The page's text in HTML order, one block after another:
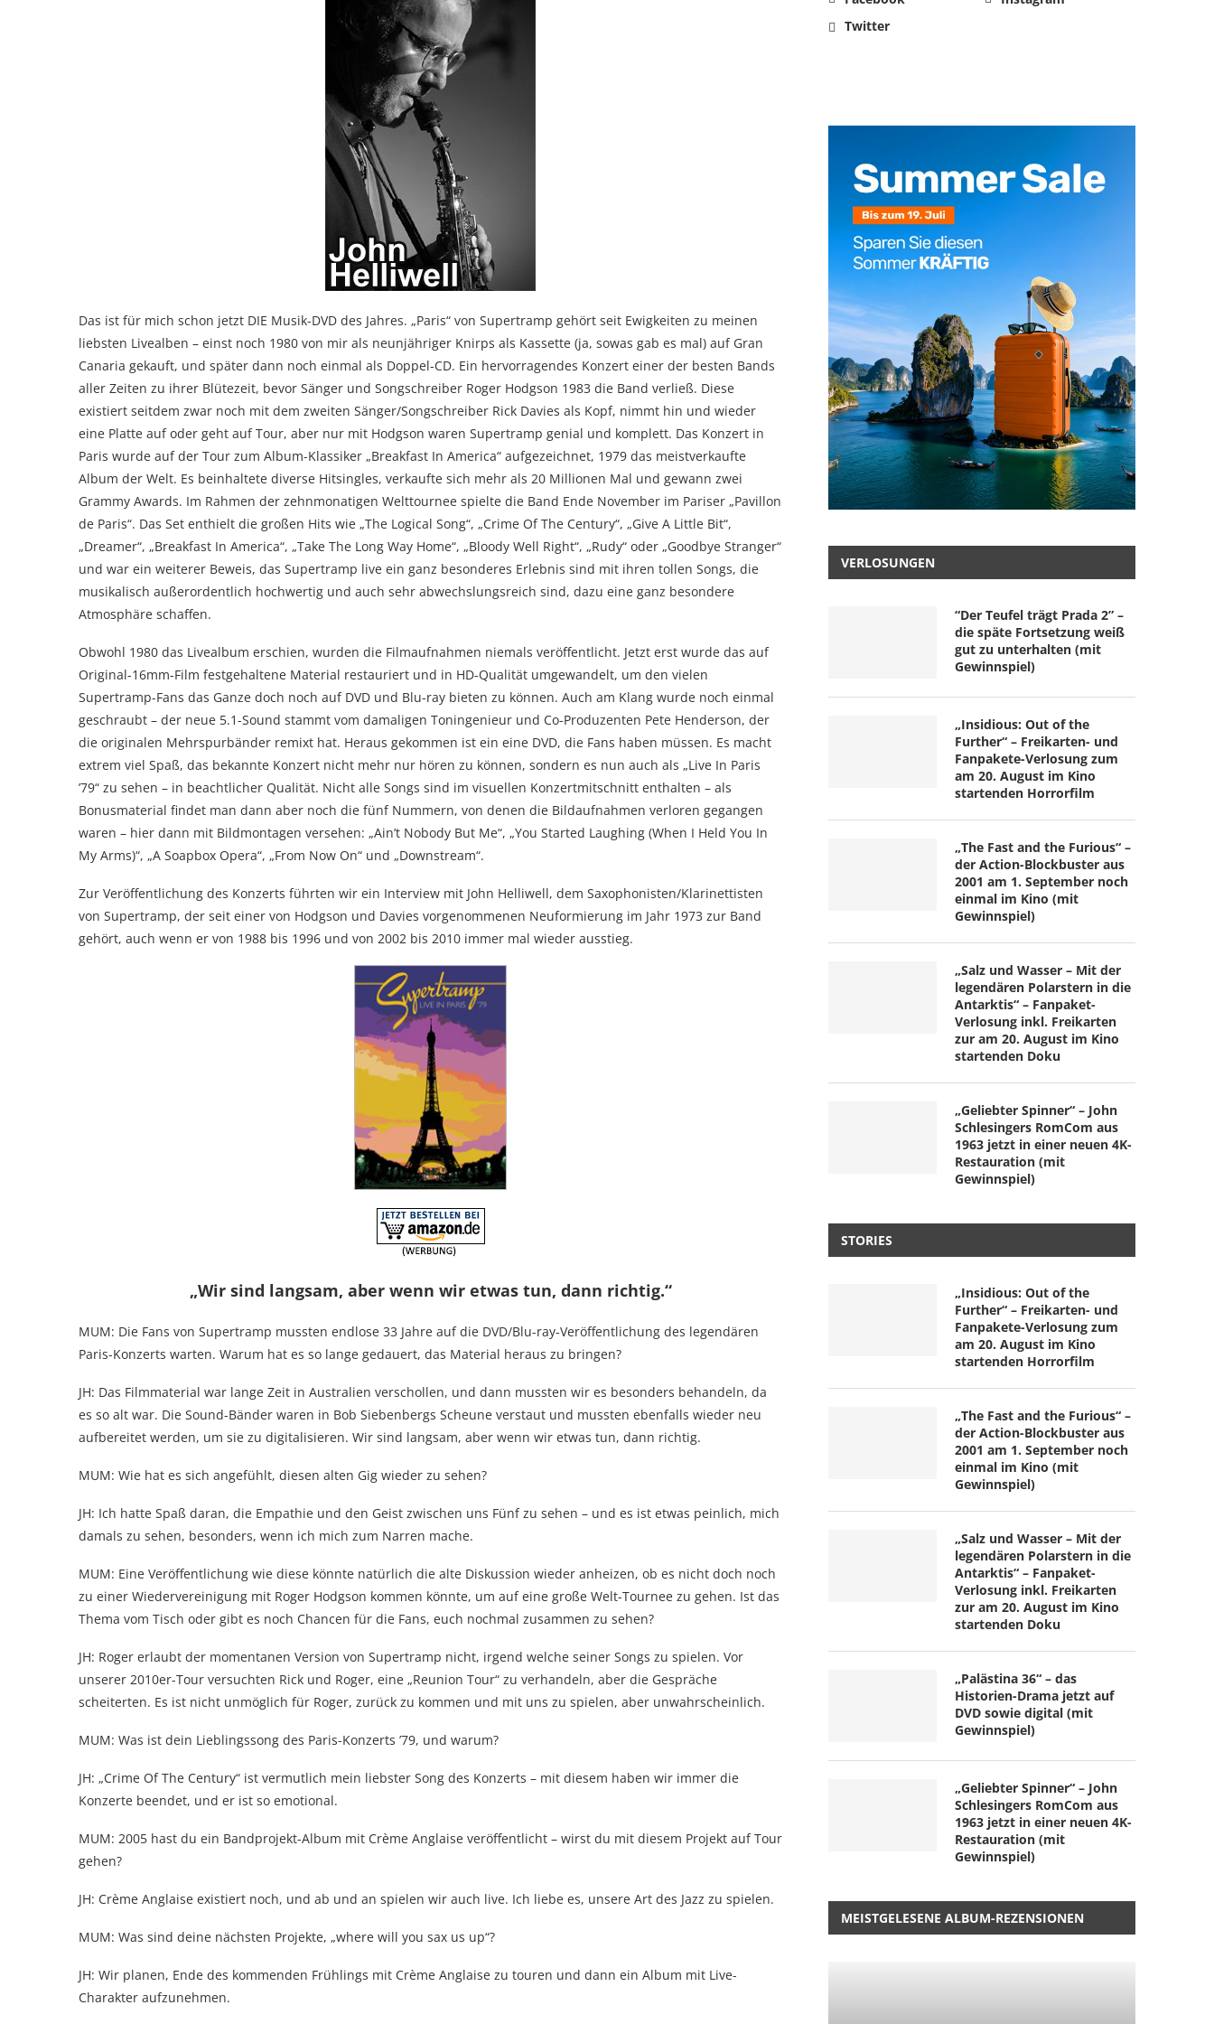
Das ist für mich schon jetzt DIE Musik-DVD des Jahres. „Paris“ von Supertramp gehört seit Ewigkeiten zu meinen
liebsten Livealben – einst noch 1980 von mir als neunjähriger Knirps als Kassette (ja, sowas gab es mal) auf Gran
Canaria gekauft, und später dann noch einmal als Doppel-CD. Ein hervorragendes Konzert einer der besten Bands
aller Zeiten zu ihrer Blütezeit, bevor Sänger und Songschreiber Roger Hodgson 1983 die Band verließ. Diese
existiert seitdem zwar noch mit dem zweiten Sänger/Songschreiber Rick Davies als Kopf, nimmt hin und wieder
eine Platte auf oder geht auf Tour, aber nur mit Hodgson waren Supertramp genial und komplett. Das Konzert in
Paris wurde auf der Tour zum Album-Klassiker „Breakfast In America“ aufgezeichnet, 1979 das meistverkaufte
Album der Welt. Es beinhaltete diverse Hitsingles, verkaufte sich mehr als 20 Millionen Mal und gewann zwei
Grammy Awards. Im Rahmen der zehnmonatigen Welttournee spielte die Band Ende November im Pariser „Pavillon
de Paris“. Das Set enthielt die großen Hits wie „The Logical Song“, „Crime Of The Century“, „Give A Little Bit“,
„Dreamer“, „Breakfast In America“, „Take The Long Way Home“, „Bloody Well Right“, „Rudy“ oder „Goodbye Stranger“
und war ein weiterer Beweis, das Supertramp live ein ganz besonderes Erlebnis sind mit ihren tollen Songs, die
musikalisch außerordentlich hochwertig und auch sehr abwechslungsreich sind, dazu eine ganz besondere
Atmosphäre schaffen.
Obwohl 1980 das Livealbum erschien, wurden die Filmaufnahmen niemals veröffentlicht. Jetzt erst wurde das auf
Original-16mm-Film festgehaltene Material restauriert und in HD-Qualität umgewandelt, um den vielen
Supertramp-Fans das Ganze doch noch auf DVD und Blu-ray bieten zu können. Auch am Klang wurde noch einmal
geschraubt – der neue 5.1-Sound stammt vom damaligen Toningenieur und Co-Produzenten Pete Henderson, der
die originalen Mehrspurbänder remixt hat. Heraus gekommen ist ein eine DVD, die Fans haben müssen. Es macht
extrem viel Spaß, das bekannte Konzert nicht mehr nur hören zu können, sondern es nun auch als „Live In Paris
’79“ zu sehen – in beachtlicher Qualität. Nicht alle Songs sind im visuellen Konzertmitschnitt enthalten – als
Bonusmaterial findet man dann aber noch die fünf Nummern, von denen die Bildaufnahmen verloren gegangen
waren – hier dann mit Bildmontagen versehen: „Ain’t Nobody But Me“, „You Started Laughing (When I Held You In
My Arms)“, „A Soapbox Opera“, „From Now On“ und „Downstream“.
Zur Veröffentlichung des Konzerts führten wir ein Interview mit John Helliwell, dem Saxophonisten/Klarinettisten
von Supertramp, der seit einer von Hodgson und Davies vorgenommenen Neuformierung im Jahr 1973 zur Band
gehört, auch wenn er von 1988 bis 1996 und von 2002 bis 2010 immer mal wieder ausstieg.
„Wir sind langsam, aber wenn wir etwas tun, dann richtig.“
MUM: Die Fans von Supertramp mussten endlose 33 Jahre auf die DVD/Blu-ray-Veröffentlichung des legendären
Paris-Konzerts warten. Warum hat es so lange gedauert, das Material heraus zu bringen?
JH: Das Filmmaterial war lange Zeit in Australien verschollen, und dann mussten wir es besonders behandeln, da
es so alt war. Die Sound-Bänder waren in Bob Siebenbergs Scheune verstaut und mussten ebenfalls wieder neu
aufbereitet werden, um sie zu digitalisieren. Wir sind langsam, aber wenn wir etwas tun, dann richtig.
MUM: Wie hat es sich angefühlt, diesen alten Gig wieder zu sehen?
JH: Ich hatte Spaß daran, die Empathie und den Geist zwischen uns Fünf zu sehen – und es ist etwas peinlich, mich
damals zu sehen, besonders, wenn ich mich zum Narren mache.
MUM: Eine Veröffentlichung wie diese könnte natürlich die alte Diskussion wieder anheizen, ob es nicht doch noch
zu einer Wiedervereinigung mit Roger Hodgson kommen könnte, um auf eine große Welt-Tournee zu gehen. Ist das
Thema vom Tisch oder gibt es noch Chancen für die Fans, euch nochmal zusammen zu sehen?
JH: Roger erlaubt der momentanen Version von Supertramp nicht, irgend welche seiner Songs zu spielen. Vor
unserer 2010er-Tour versuchten Rick und Roger, eine „Reunion Tour“ zu verhandeln, aber die Gespräche
scheiterten. Es ist nicht unmöglich für Roger, zurück zu kommen und mit uns zu spielen, aber unwahrscheinlich.
MUM: Was ist dein Lieblingssong des Paris-Konzerts ’79, und warum?
JH: „Crime Of The Century“ ist vermutlich mein liebster Song des Konzerts – mit diesem haben wir immer die
Konzerte beendet, und er ist so emotional.
MUM: 2005 hast du ein Bandprojekt-Album mit Crème Anglaise veröffentlicht – wirst du mit diesem Projekt auf Tour
gehen?
JH: Crème Anglaise existiert noch, und ab und an spielen wir auch live. Ich liebe es, unsere Art des Jazz zu spielen.
MUM: Was sind deine nächsten Projekte, „where will you sax us up“?
JH: Wir planen, Ende des kommenden Frühlings mit Crème Anglaise zu touren und dann ein Album mit Live-
Charakter aufzunehmen.
Twitter
VERLOSUNGEN
“Der Teufel trägt Prada 2” –
die späte Fortsetzung weiß
gut zu unterhalten (mit
Gewinnspiel)
„Insidious: Out of the
Further“ – Freikarten- und
Fanpakete-Verlosung zum
am 20. August im Kino
startenden Horrorfilm
„The Fast and the Furious“ –
der Action-Blockbuster aus
2001 am 1. September noch
einmal im Kino (mit
Gewinnspiel)
„Salz und Wasser – Mit der
legendären Polarstern in die
Antarktis“ – Fanpaket-
Verlosung inkl. Freikarten
zur am 20. August im Kino
startenden Doku
„Geliebter Spinner“ – John
Schlesingers RomCom aus
1963 jetzt in einer neuen 4K-
Restauration (mit
Gewinnspiel)
STORIES
„Insidious: Out of the
Further“ – Freikarten- und
Fanpakete-Verlosung zum
am 20. August im Kino
startenden Horrorfilm
„The Fast and the Furious“ –
der Action-Blockbuster aus
2001 am 1. September noch
einmal im Kino (mit
Gewinnspiel)
„Salz und Wasser – Mit der
legendären Polarstern in die
Antarktis“ – Fanpaket-
Verlosung inkl. Freikarten
zur am 20. August im Kino
startenden Doku
„Palästina 36“ – das
Historien-Drama jetzt auf
DVD sowie digital (mit
Gewinnspiel)
„Geliebter Spinner“ – John
Schlesingers RomCom aus
1963 jetzt in einer neuen 4K-
Restauration (mit
Gewinnspiel)
MEISTGELESENE ALBUM-REZENSIONEN